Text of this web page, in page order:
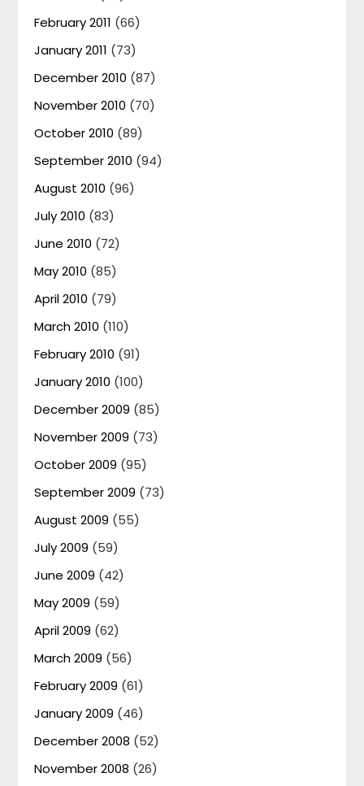
February 2011 (66)
January 2011 (73)
December 2010 (87)
November 2010 (70)
October 2010 (89)
September 2010 (94)
August 2010 (96)
July 2010 (83)
June 2010 (72)
May 2010 (85)
April 2010 (79)
March 2010 (110)
February 2010 (91)
January 2010 (100)
December 2009 (85)
November 2009 (73)
October 2009 (95)
September 2009 (73)
August 2009 (55)
July 2009 (59)
June 2009 (42)
May 2009 (59)
April 2009 (62)
March 2009 (56)
February 2009 (61)
January 2009 (46)
December 2008 (52)
November 2008 (26)